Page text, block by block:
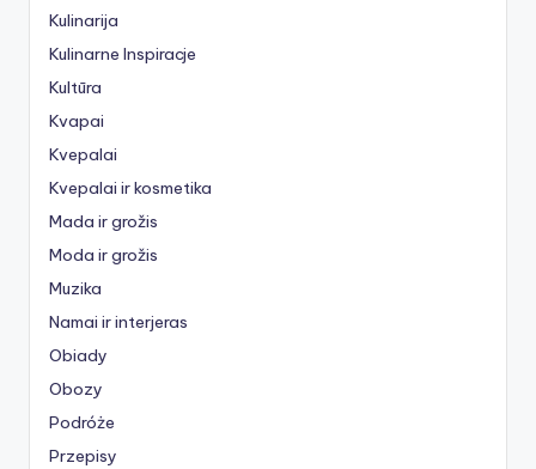
Kulinarija
Kulinarne Inspiracje
Kultūra
Kvapai
Kvepalai
Kvepalai ir kosmetika
Mada ir grožis
Moda ir grožis
Muzika
Namai ir interjeras
Obiady
Obozy
Podróże
Przepisy